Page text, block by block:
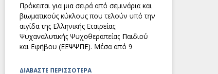
Πρόκειται για μια σειρά από σεμινάρια και
βιωματικούς κύκλους που τελούν υπό την
αιγίδα της Ελληνικής Εταιρείας
Ψυχαναλυτικής Ψυχοθεραπείας Παιδιού
και Εφήβου (ΕΕΨΨΠΕ). Μέσα από 9
ΔΙΑΒΑΣΤΕ ΠΕΡΙΣΣΟΤΕΡΑ